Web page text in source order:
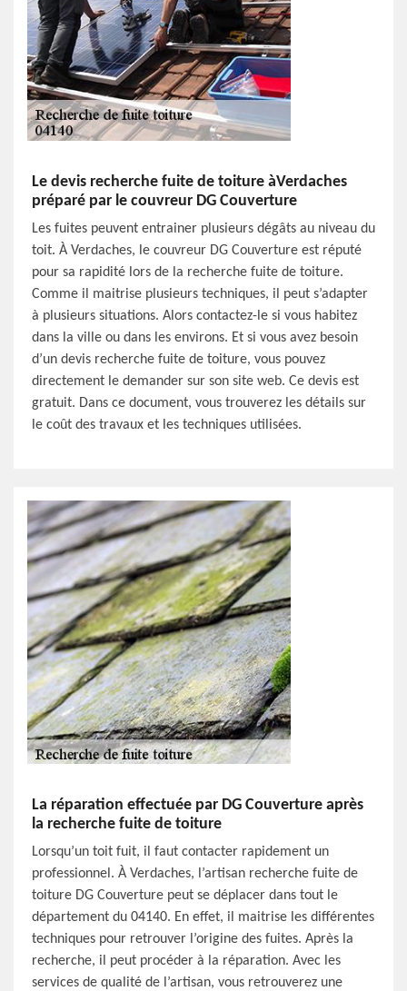
Le devis recherche fuite de toiture àVerdaches
préparé par le couvreur DG Couverture
Les fuites peuvent entrainer plusieurs dégâts au niveau du
toit. À Verdaches, le couvreur DG Couverture est réputé
pour sa rapidité lors de la recherche fuite de toiture.
Comme il maitrise plusieurs techniques, il peut s’adapter
à plusieurs situations. Alors contactez-le si vous habitez
dans la ville ou dans les environs. Et si vous avez besoin
d’un devis recherche fuite de toiture, vous pouvez
directement le demander sur son site web. Ce devis est
gratuit. Dans ce document, vous trouverez les détails sur
le coût des travaux et les techniques utilisées.
La réparation effectuée par DG Couverture après
la recherche fuite de toiture
Lorsqu’un toit fuit, il faut contacter rapidement un
professionnel. À Verdaches, l’artisan recherche fuite de
toiture DG Couverture peut se déplacer dans tout le
département du 04140. En effet, il maitrise les différentes
techniques pour retrouver l’origine des fuites. Après la
recherche, il peut procéder à la réparation. Avec les
services de qualité de l’artisan, vous retrouverez une